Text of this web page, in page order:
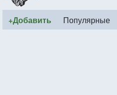
+Добавить Популярные